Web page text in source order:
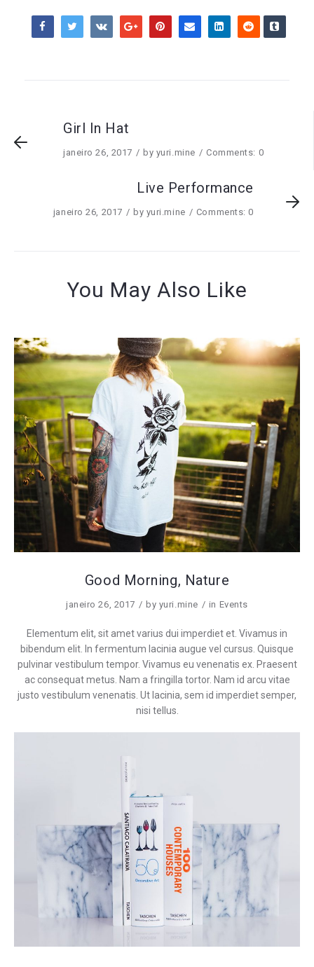
Girl In Hat
janeiro 26, 2017 by yuri.mine Comments: 0
Live Performance
janeiro 26, 2017 by yuri.mine Comments: 0
You May Also Like
Good Morning, Nature
janeiro 26, 2017 by yuri.mine in Events
Elementum elit, sit amet varius dui imperdiet et. Vivamus in
bibendum elit. In fermentum lacinia augue vel cursus. Quisque
pulvinar vestibulum tempor. Vivamus eu venenatis ex. Praesent
ac consequat metus. Nam a fringilla tortor. Nam id arcu vitae
justo vestibulum venenatis. Ut lacinia, sem id imperdiet semper,
nisi tellus.